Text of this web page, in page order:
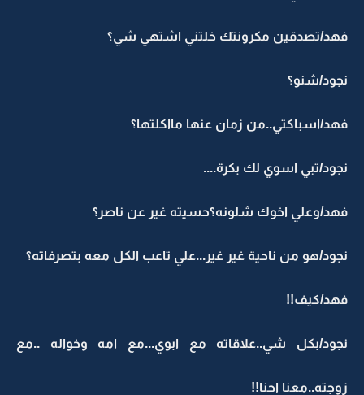
فهد/تصدقين مكرونتك خلتني اشتهي شي؟
نجود/شنو؟
فهد/اسباكتي..من زمان عنها مااكلتها؟
نجود/تبي اسوي لك بكرة....
فهد/وعلي اخوك شلونه؟حسيته غير عن ناصر؟
نجود/هو من ناحية غير غير...علي تاعب الكل معه بتصرفاته؟
فهد/كيف!!
نجود/بكل شي..علاقاته مع ابوي...مع امه وخواله ..مع
زوجته..معنا احنا!!